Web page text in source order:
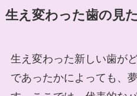
生え変わった歯の見
生え変わった新しい歯が
であったかによっても、